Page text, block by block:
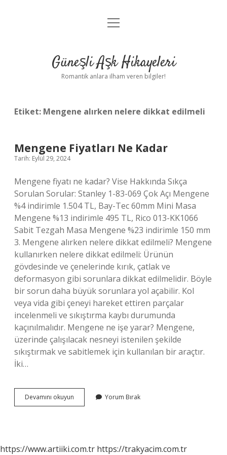
Anasayfa
Yasal Uyarı
menüyü
Güneşli Aşk Hikayeleri
Romantik anlara ilham veren bilgiler!
Etiket: Mengene alırken nelere dikkat edilmeli
Mengene Fiyatları Ne Kadar
Tarih: Eylül 29, 2024
Mengene fiyatı ne kadar? Vise Hakkında Sıkça
Sorulan Sorular: Stanley 1-83-069 Çok Açı Mengene
%4 indirimle 1.504 TL, Bay-Tec 60mm Mini Masa
Mengene %13 indirimle 495 TL, Rico 013-KK1066
Sabit Tezgah Masa Mengene %23 indirimle 150 mm
3. Mengene alırken nelere dikkat edilmeli? Mengene
kullanırken nelere dikkat edilmeli: Ürünün
gövdesinde ve çenelerinde kırık, çatlak ve
deformasyon gibi sorunlara dikkat edilmelidir. Böyle
bir sorun daha büyük sorunlara yol açabilir. Kol
veya vida gibi çeneyi hareket ettiren parçalar
incelenmeli ve sıkıştırma kaybı durumunda
kaçınılmalıdır. Mengene ne işe yarar? Mengene,
üzerinde çalışılacak nesneyi istenilen şekilde
sıkıştırmak ve sabitlemek için kullanılan bir araçtır.
İki…
Devamını okuyun Mengene
Fiyatları
Yorum Bırak
https://www.artiiki.com.tr https://trakyacim.com.tr